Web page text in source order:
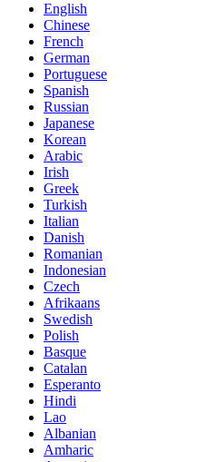
English
Chinese
French
German
Portuguese
Spanish
Russian
Japanese
Korean
Arabic
Irish
Greek
Turkish
Italian
Danish
Romanian
Indonesian
Czech
Afrikaans
Swedish
Polish
Basque
Catalan
Esperanto
Hindi
Lao
Albanian
Amharic